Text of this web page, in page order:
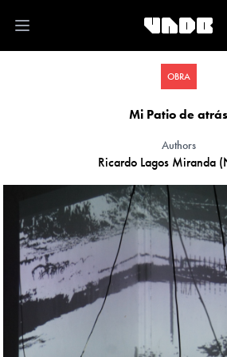
Open main menu
OBRA
Mi Patio de atrás
Authors
Ricardo Lagos Miranda